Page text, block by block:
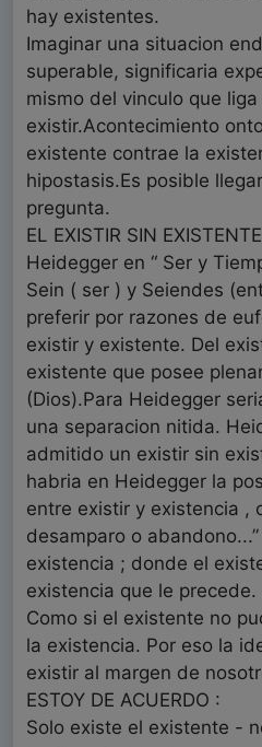
hay existentes.
Imaginar una situacion
superable, significaria
mismo del vinculo que
existir.Acontecimiento
existente contrae la
hipostasis.Es posible
pregunta.
EL EXISTIR SIN
Heidegger en “ Ser y
Sein ( ser ) y Seiendes
preferir por razones de
existir y existente. Del
existente que posee
(Dios).Para Heidegger
una separacion nitida.
admitido un existir sin
habria en Heidegger la
entre existir y existencia ,
desamparo o
existencia ; donde el
existencia que le precede.
Como si el existente no
la existencia. Por eso la
existir al margen de
ESTOY DE ACUERDO :
Solo existe el existente -